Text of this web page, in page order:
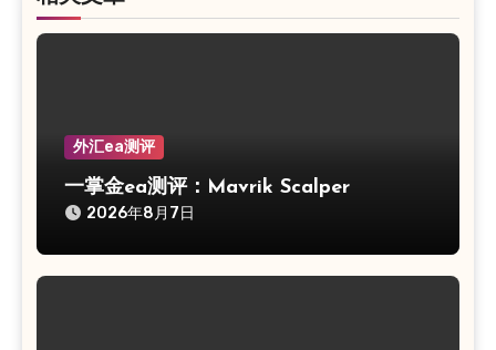
外汇ea测评
一掌金ea测评：Mavrik Scalper
2026年8月7日